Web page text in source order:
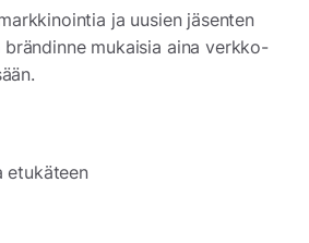
ja uusien jäsenten
mukaisia aina verkko-
etukäteen